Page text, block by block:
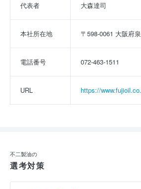
代表者 大森達司
本社所在地 〒598-0061 大阪府
電話番号 072-463-1511
URL https://
不二製油の
選考対策